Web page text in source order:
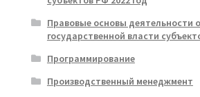
Правовые основы деятельности
государственной власти
Программирование
Производственный менеджмент